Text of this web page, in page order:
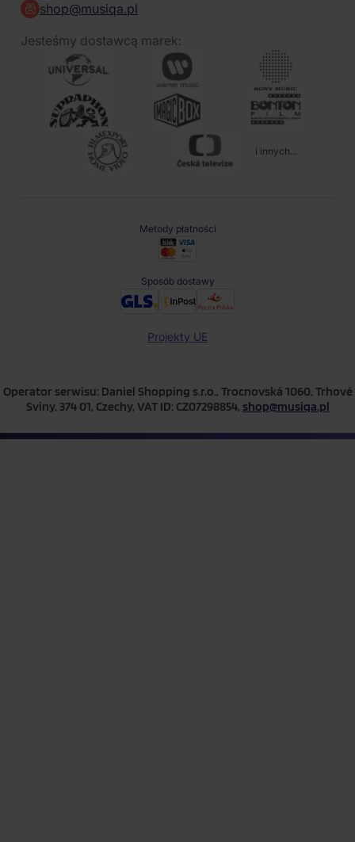
shop@musiqa.pl
Jesteśmy dostawcą marek:
i innych...
Metody płatności
Sposób dostawy
Projekty UE
Operator serwisu: Daniel Shopping s.r.o., Trocnovská 1060, Trhové
Sviny, 374 01, Czechy, VAT ID: CZ07298854, shop@musiqa.pl